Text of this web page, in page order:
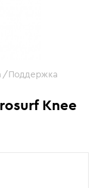
Knee
Поддержка